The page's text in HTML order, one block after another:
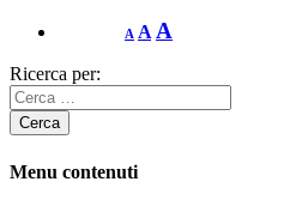
A A A
Ricerca per:
Menu contenuti